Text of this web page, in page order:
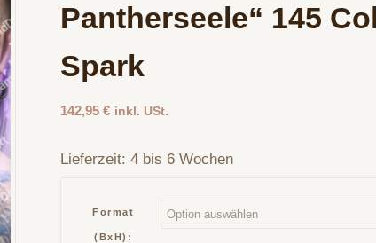
Pantherseele“ 145
Spark
142,95€ inkl. USt.
Lieferzeit:4 bis 6 Wochen
Format
(BxH):